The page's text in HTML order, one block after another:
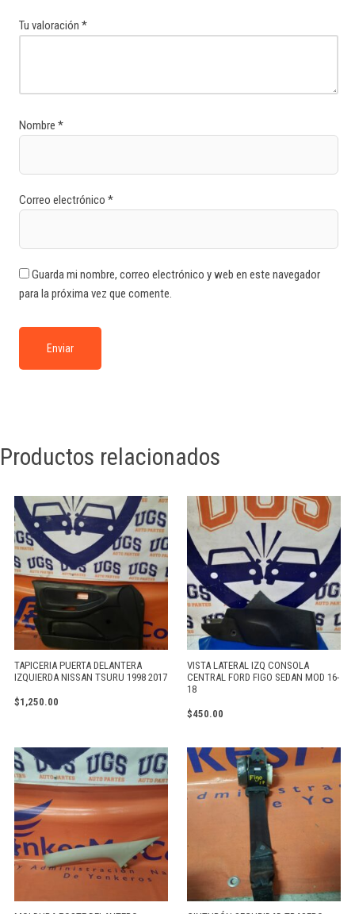
Tu valoración *
Nombre *
Correo electrónico *
Guarda mi nombre, correo electrónico y web en este navegador
para la próxima vez que comente.
Productos relacionados
TAPICERIA PUERTA DELANTERA
IZQUIERDA NISSAN TSURU 1998 2017
$1,250.00
VISTA LATERAL IZQ CONSOLA
CENTRAL FORD FIGO SEDAN MOD 16-
18
$450.00